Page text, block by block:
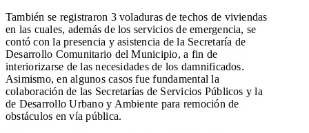
También se registraron 3 voladuras de techos de viviendas
en las cuales, además de los servicios de emergencia, se
contó con la presencia y asistencia de la Secretaría de
Desarrollo Comunitario del Municipio, a fin de
interiorizarse de las necesidades de los damnificados.
Asimismo, en algunos casos fue fundamental la
colaboración de las Secretarías de Servicios Públicos y la
de Desarrollo Urbano y Ambiente para remoción de
obstáculos en vía pública.